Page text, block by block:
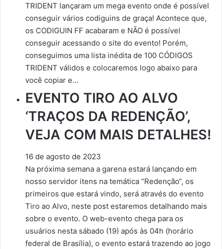
TRIDENT lançaram um mega evento onde é possível
conseguir vários codiguins de graça! Acontece que,
os CODIGUIN FF acabaram e NÃO é possível
conseguir acessando o site do evento! Porém,
conseguimos uma lista inédita de 100 CÓDIGOS
TRIDENT válidos e colocaremos logo abaixo para
você copiar e…
EVENTO TIRO AO ALVO
‘TRAÇOS DA REDENÇÃO’,
VEJA COM MAIS DETALHES!
16 de agosto de 2023
Na próxima semana a garena estará lançando em
nosso servidor itens na temática “Redenção“, os
primeiros que estará vindo, será através do evento
Tiro ao Alvo, neste post estaremos detalhando mais
sobre o evento. O web-evento chega para os
usuários nesta sábado (19) após às 04h (horário
federal de Brasília), o evento estará trazendo ao jogo